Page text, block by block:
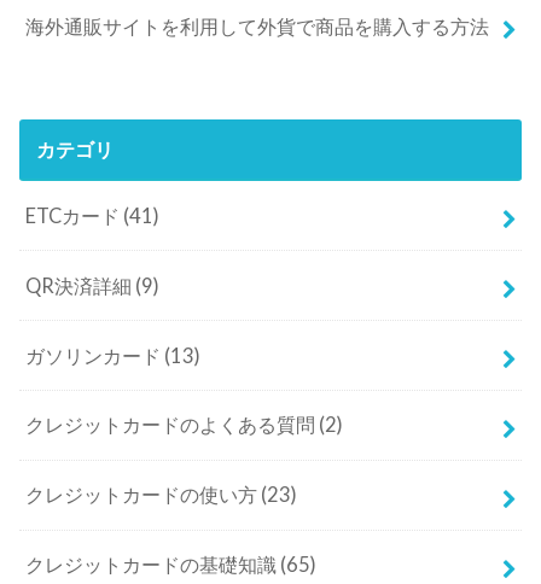
海外通販サイトを利用して外貨で商品を購入する方法
カテゴリ
ETCカード (41)
QR決済詳細 (9)
ガソリンカード (13)
クレジットカードのよくある質問 (2)
クレジットカードの使い方 (23)
クレジットカードの基礎知識 (65)